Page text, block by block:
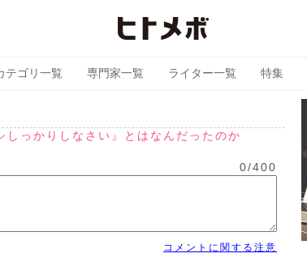
テゴリ一覧 専門家一覧 ライター一覧 特集
っかりしなさい』とはなんだったのか
0/400
コメントに関する注意